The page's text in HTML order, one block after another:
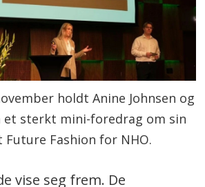
holdt Anine Johnsen og
et sterkt mini-foredrag om sin
Fashion for NHO.
vise seg frem. De